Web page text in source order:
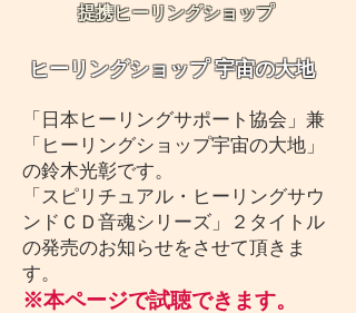
提携ヒーリングショップ
​ヒーリングショップ 宇宙の大地
「日本ヒーリングサポート協会」兼
「ヒーリングショップ宇宙の大地」
の鈴木光彰です。
「スピリチュアル・ヒーリングサウ
ンドＣＤ音魂シリーズ」２タイトル
の発売のお知らせをさせて頂きま
す。
※本ページで試聴できます。